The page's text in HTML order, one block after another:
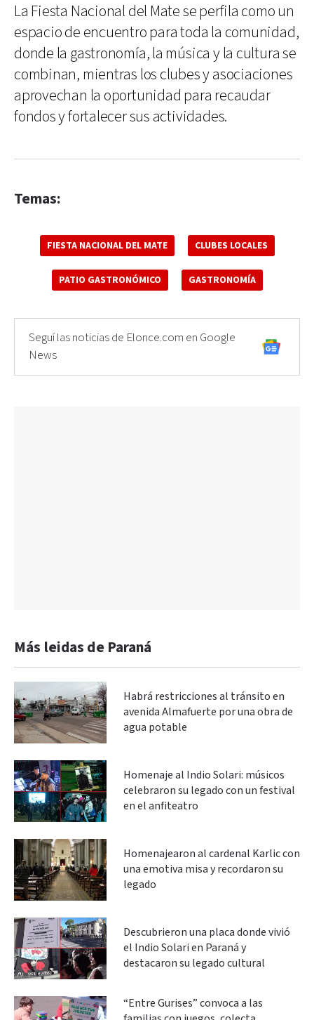
La Fiesta Nacional del Mate se perfila como un
espacio de encuentro para toda la comunidad,
donde la gastronomía, la música y la cultura se
combinan, mientras los clubes y asociaciones
aprovechan la oportunidad para recaudar
fondos y fortalecer sus actividades.
Temas:
FIESTA NACIONAL DEL MATE CLUBES LOCALES
PATIO GASTRONÓMICO GASTRONOMÍA
Seguí las noticias de Elonce.com en Google
News
Más leidas de Paraná
Habrá restricciones al tránsito en
avenida Almafuerte por una obra de
agua potable
Homenaje al Indio Solari: músicos
celebraron su legado con un festival
en el anfiteatro
Homenajearon al cardenal Karlic con
una emotiva misa y recordaron su
legado
Descubrieron una placa donde vivió
el Indio Solari en Paraná y
destacaron su legado cultural
“Entre Gurises” convoca a las